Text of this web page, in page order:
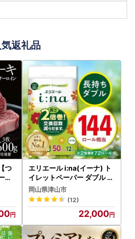
返礼品
つ
キ(
)
域
エリエール i:na(イーナ) ト
イレットペーパー ダブル 12
R×6パック(72個)【配送不
可地域：離島・北海道・沖
縄県】【1352853】
岡山県津山市
(12)
22,000